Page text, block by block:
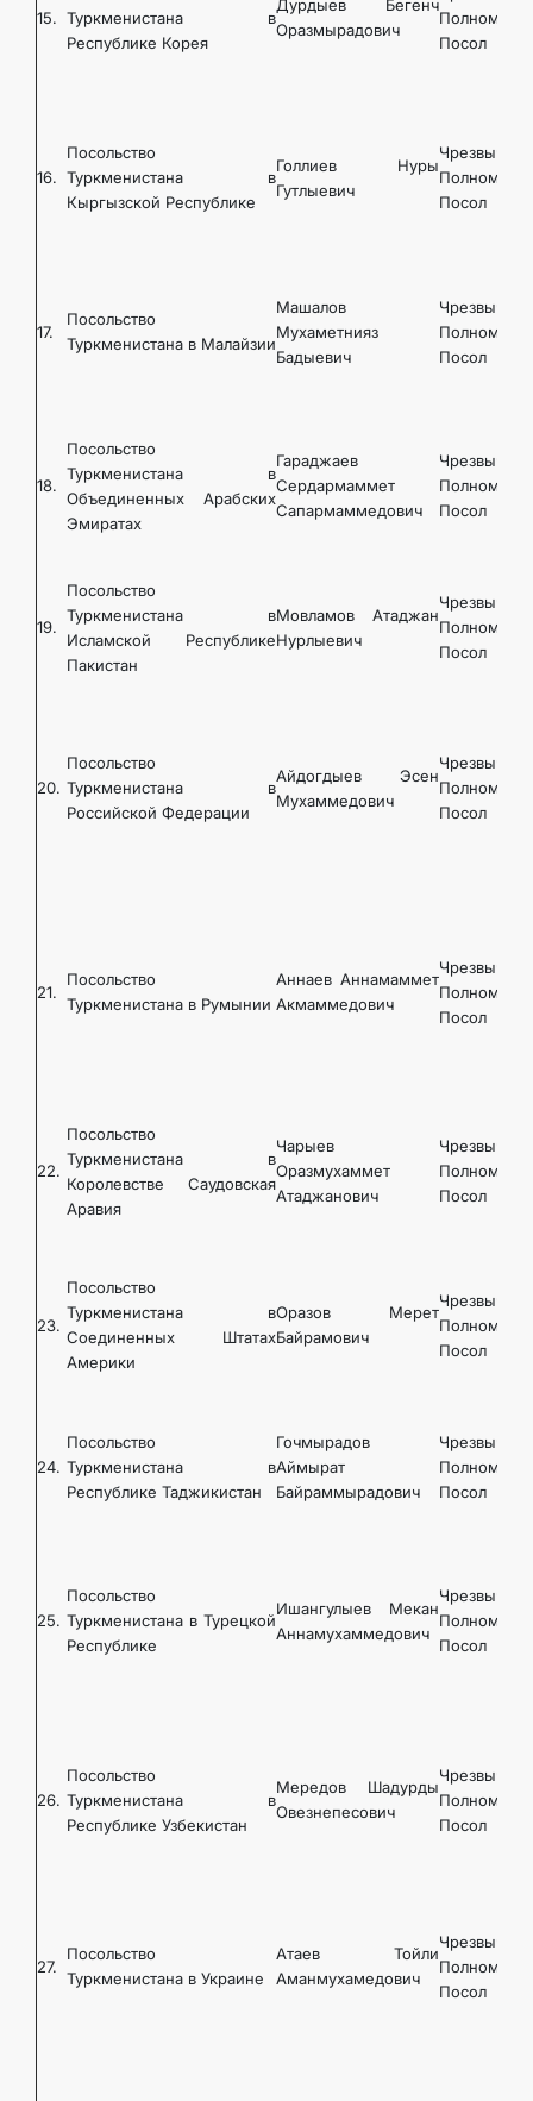
15. Туркменистана в
Республике Корея
Дурдыев Бегенч
Оразмырадович
Посол
16.
Посольство
Туркменистана в
Кыргызской Республике
Голлиев Нуры
Гутлыевич
Посол
17.
Посольство
Туркменистана в Малайзии
Машалов
Мухаметнияз
Бадыевич
Посол
18.
Посольство
Туркменистана в
Объединенных Арабских
Эмиратах
Гараджаев
Сердармаммет
Сапармаммедович
Посол
19.
Посольство
Туркменистана в
Исламской Республике
Пакистан
Мовламов Атаджан
Нурлыевич
Посол
20.
Посольство
Туркменистана в
Российской Федерации
Айдогдыев Эсен
Мухаммедович
Посол
21.
Посольство
Туркменистана в Румынии
Аннаев Аннамаммет
Акмаммедович
Посол
22.
Посольство
Туркменистана в
Королевстве Саудовская
Аравия
Чарыев
Оразмухаммет
Атаджанович
Посол
23.
Посольство
Туркменистана в
Соединенных Штатах
Америки
Оразов Мерет
Байрамович
Посол
24.
Посольство
Туркменистана в
Республике Таджикистан
Гочмырадов
Аймырат
Байраммырадович
Посол
25.
Посольство
Туркменистана в Турецкой
Республике
Ишангулыев Мекан
Аннамухаммедович
Посол
26.
Посольство
Туркменистана в
Республике Узбекистан
Мередов Шадурды
Овезнепесович
Посол
27.
Посольство
Туркменистана в Украине
Атаев Тойли
Аманмухамедович
Посол